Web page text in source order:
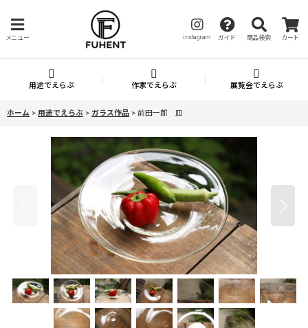
メニュー instagram ガイド 商品検索 カート
用途でえらぶ 作家でえらぶ 展覧会でえらぶ
ホーム > 用途でえらぶ > ガラス作品 > 前田一郎 皿